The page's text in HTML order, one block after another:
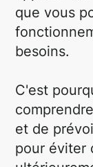
que vous
besoins.
C'est
et de
pour éviter